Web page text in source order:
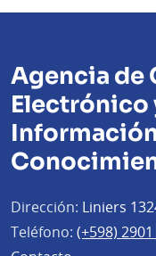
Agencia de
Electrónico
Dirección: Liniers
Teléfono: (+598)